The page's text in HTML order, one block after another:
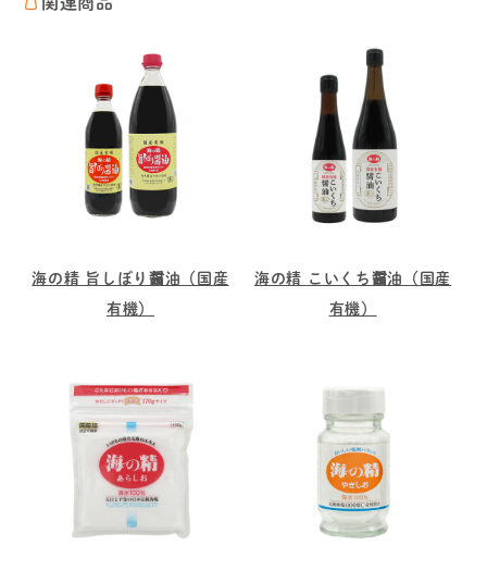
海の精 旨しぼり醤油（国産
有機）
海の精 こいくち醤油（国産
有機）